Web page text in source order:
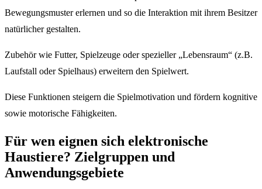
Bewegungsmuster erlernen und so die Interaktion mit ihrem Besitzer
natürlicher gestalten.
Zubehör wie Futter, Spielzeuge oder spezieller „Lebensraum“ (z.B.
Laufstall oder Spielhaus) erweitern den Spielwert.
Diese Funktionen steigern die Spielmotivation und fördern kognitive
sowie motorische Fähigkeiten.
Für wen eignen sich elektronische
Haustiere? Zielgruppen und
Anwendungsgebiete